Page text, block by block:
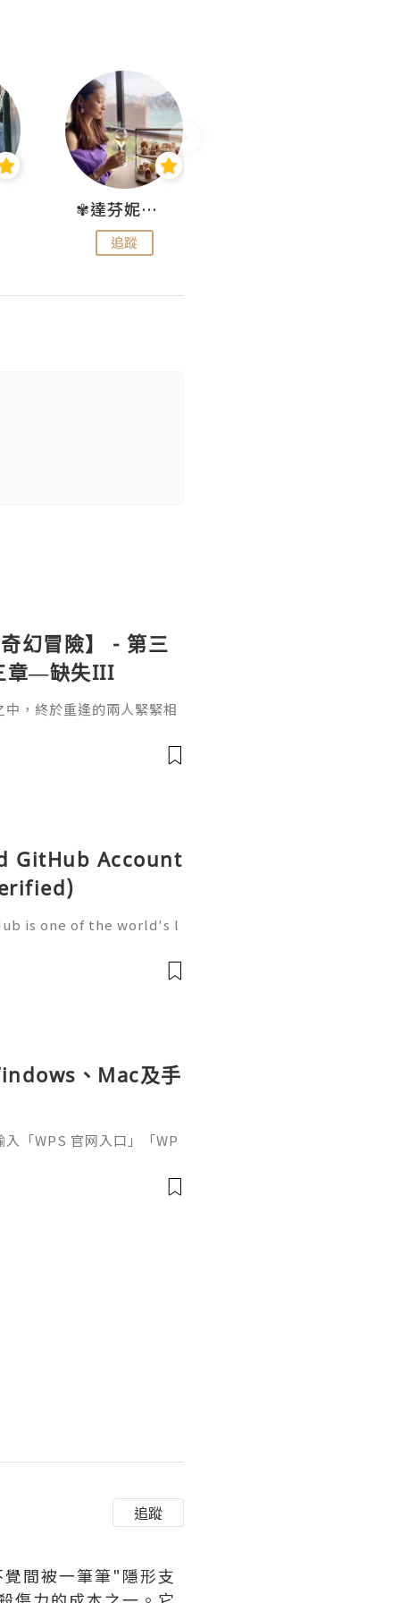
✾達芬妮•愛孩子•愛生活✾
追蹤
幻冒險】 - 第三
章—缺失III
，終於重逢的兩人緊緊相
GitHub Account
is one of the world's l
and open-source c
、Mac及手
「WPS 官网入口」「WP
追蹤
間被一筆筆"隱形支